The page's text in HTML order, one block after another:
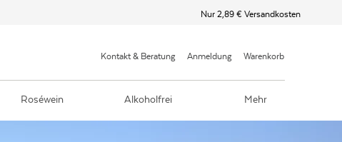
Nur 2,89 € Versandkosten
Kontakt & Beratung Anmeldung Warenkorb
Roséwein Alkoholfrei Mehr